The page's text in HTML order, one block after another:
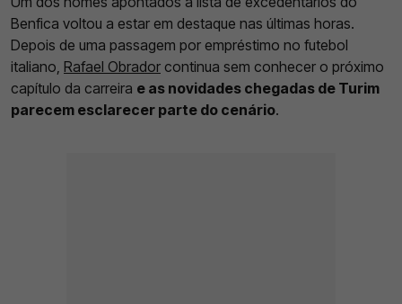
Benfica voltou a estar em destaque nas últimas horas.
Depois de uma passagem por empréstimo no futebol
italiano, Rafael Obrador continua sem conhecer o próximo
capítulo da carreira e as novidades chegadas de Turim
parecem esclarecer parte do cenário.